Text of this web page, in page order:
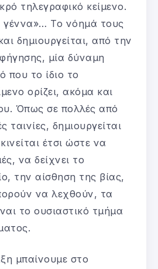
τηλεγραφικό κείμενο.
γέννα»… Το νόημά τους
δημιουργείται, από την
μία δύναμη
που το ίδιο το
ορίζει, ακόμα και
Όπως σε πολλές από
ταινίες, δημιουργείται
έτσι ώστε να
να δείχνει το
την αίσθηση της βίας,
να λεχθούν, τα
το ουσιαστικό τμήμα
μπαίνουμε στο